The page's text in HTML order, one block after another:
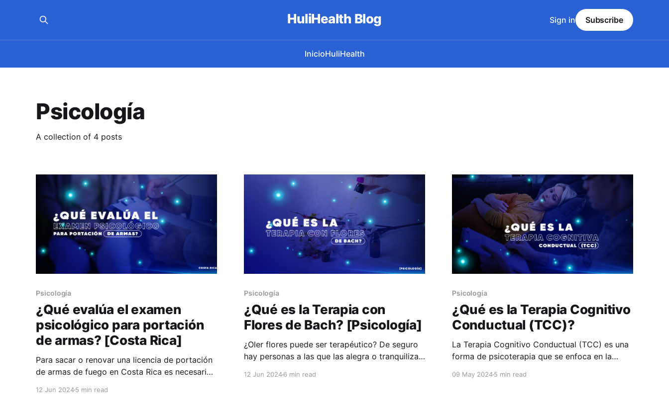
HuliHealth Blog
InicioHuliHealth
Sign in Subscribe
Psicología
A collection of 4 posts
Psicología
¿Qué evalúa el examen
psicológico para portación
de armas? [Costa Rica]
Para sacar o renovar una licencia de portación
de armas de fuego en Costa Rica es necesaria
12 Jun 20245 min read
Psicología
¿Qué es la Terapia con
Flores de Bach? [Psicología]
¿Oler flores puede ser terapéutico? De seguro
hay personas a las que las alegra o tranquiliza
12 Jun 20246 min read
Psicología
¿Qué es la Terapia Cognitivo
Conductual (TCC)?
La Terapia Cognitivo Conductual (TCC) es una
forma de psicoterapia que se enfoca en la
y los comportamientos de una persona. En este
09 May 20245 min read